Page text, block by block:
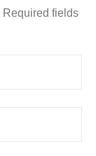
Required fields